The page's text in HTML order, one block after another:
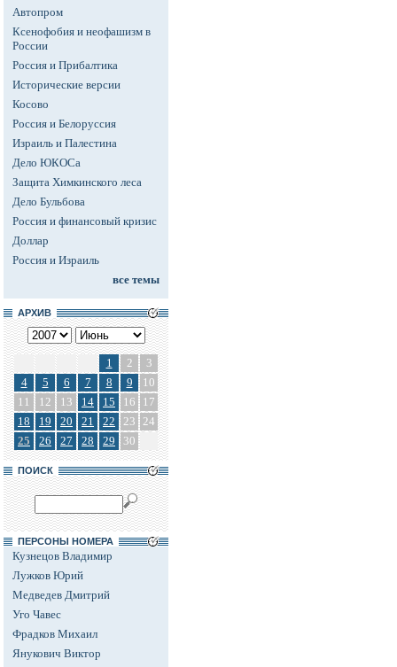
Автопром
Ксенофобия и неофашизм в
России
Россия и Прибалтика
Исторические версии
Косово
Россия и Белоруссия
Израиль и Палестина
Дело ЮКОСа
Защита Химкинского леса
Дело Бульбова
Россия и финансовый кризис
Доллар
Россия и Израиль
все темы
АРХИВ
1 2
3
4
5 6 7 8 9
10
11
12 13 14 15 16
17
18
19 20 21 22 23 24
25
26 27 28 29 30
ПОИСК
ПЕРСОНЫ НОМЕРА
Кузнецов Владимир
Лужков Юрий
Медведев Дмитрий
Уго Чавес
Фрадков Михаил
Янукович Виктор